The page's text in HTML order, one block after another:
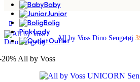
Baby
Junior
Bolig
Pink Lady
Outlet
All by Voss Dino Sengetøj
20% All by Voss